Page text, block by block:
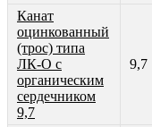
Канат
оцинкованный
(трос) типа
ЛК-О с
органическим
сердечником
9,7
9,7